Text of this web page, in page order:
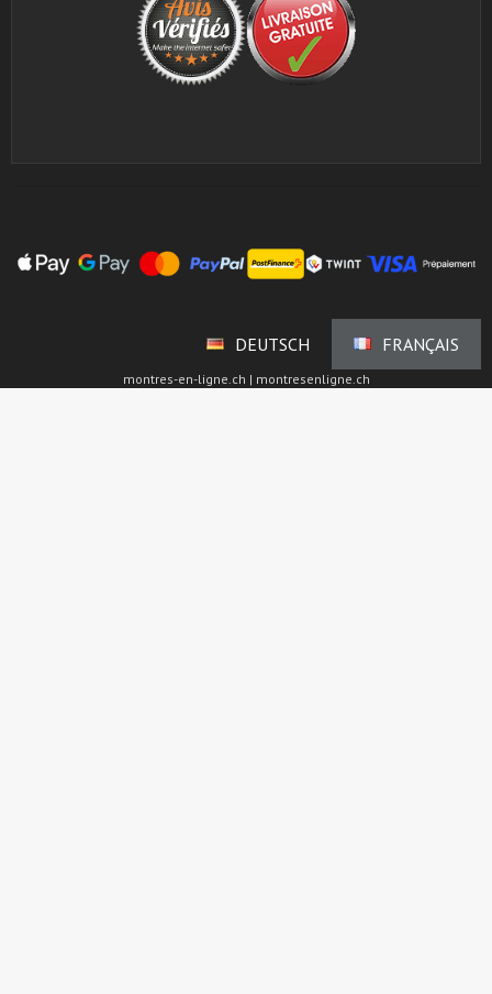
DEUTSCH FRANÇAIS
montres-en-ligne.ch | montresenligne.ch